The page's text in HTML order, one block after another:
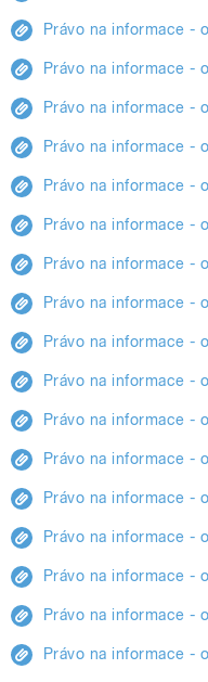
Právo na informace -
Právo na informace -
Právo na informace -
Právo na informace -
Právo na informace -
Právo na informace -
Právo na informace -
Právo na informace -
Právo na informace -
Právo na informace -
Právo na informace -
Právo na informace -
Právo na informace -
Právo na informace -
Právo na informace -
Právo na informace -
Právo na informace -